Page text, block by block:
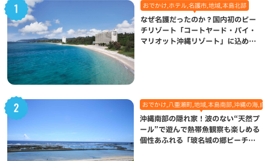
おでかけ,ホテル,名護市,地域,本島北部
なぜ名護だったのか？国内初のビー
チリゾート「コートヤード・バイ・
マリオット沖縄リゾート」に込めら
おでかけ,八重瀬町,地域,本島南部,沖縄の海,自
沖縄南部の隠れ家！波のない“天然プ
ール”で遊んで熱帯魚観察も楽しめる
個性あふれる「玻名城の郷ビーチ」